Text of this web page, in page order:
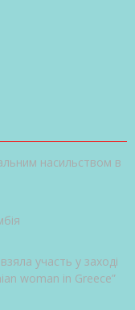
насильством в
участь у заході
woman in Greece”